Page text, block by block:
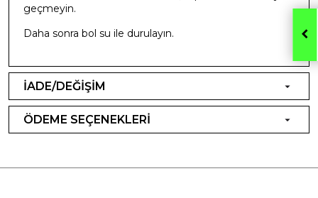
geçmeyin.
Daha sonra bol su ile durulayın.
İADE/DEĞİŞİM
ÖDEME SEÇENEKLERİ